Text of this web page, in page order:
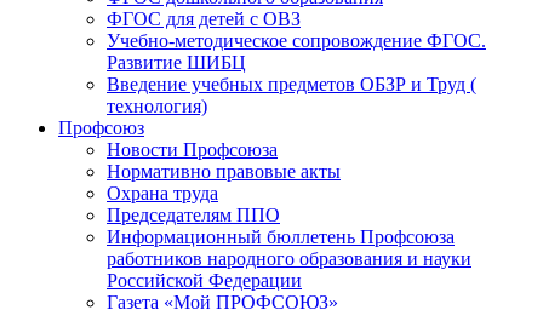
ФГОС для детей с ОВЗ
Учебно-методическое сопровождение ФГОС.
Развитие ШИБЦ
Введение учебных предметов ОБЗР и Труд (
технология)
Профсоюз
Новости Профсоюза
Нормативно правовые акты
Охрана труда
Председателям ППО
Информационный бюллетень Профсоюза
работников народного образования и науки
Российской Федерации
Газета «Мой ПРОФСОЮЗ»